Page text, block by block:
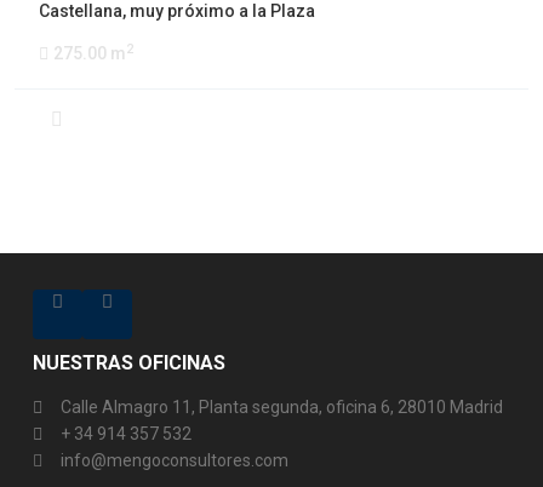
Castellana, muy próximo a la Plaza
275.00 m 2
NUESTRAS OFICINAS
Calle Almagro 11, Planta segunda, oficina 6, 28010 Madrid
+ 34 914 357 532
info@mengoconsultores.com